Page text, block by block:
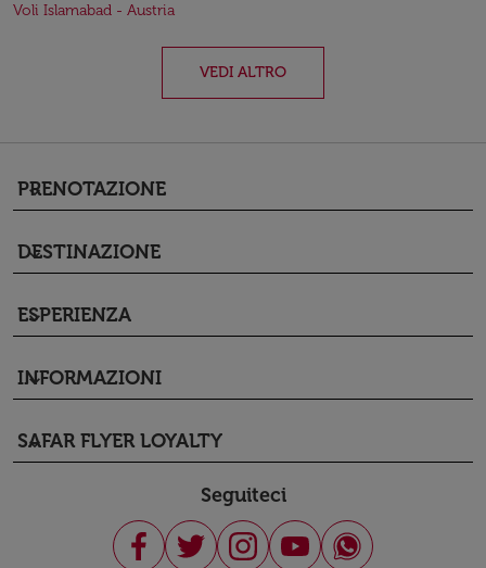
Voli Islamabad - Austria
VEDI ALTRO
PRENOTAZIONE
keyboard_arrow_down
DESTINAZIONE
keyboard_arrow_down
ESPERIENZA
keyboard_arrow_down
INFORMAZIONI
keyboard_arrow_down
SAFAR FLYER LOYALTY
keyboard_arrow_down
Seguiteci